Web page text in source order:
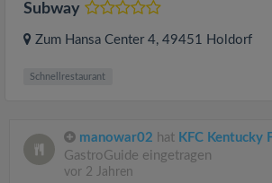
Subway
Zum Hansa Center 4, 49451 Holdorf
Schnellrestaurant
manowar02 hat KFC Kentucky
GastroGuide eingetragen
vor 2 Jahren